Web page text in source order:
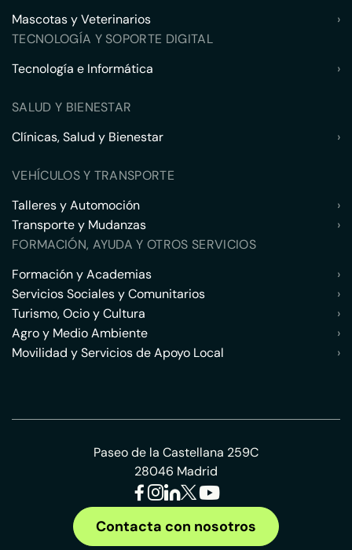
Mascotas y Veterinarios
›
TECNOLOGÍA Y SOPORTE DIGITAL
Tecnología e Informática
›
SALUD Y BIENESTAR
Clínicas, Salud y Bienestar
›
VEHÍCULOS Y TRANSPORTE
Talleres y Automoción
›
Transporte y Mudanzas
›
FORMACIÓN, AYUDA Y OTROS SERVICIOS
Formación y Academias
›
Servicios Sociales y Comunitarios
›
Turismo, Ocio y Cultura
›
Agro y Medio Ambiente
›
Movilidad y Servicios de Apoyo Local
›
Paseo de la Castellana 259C
28046 Madrid
Contacta con nosotros